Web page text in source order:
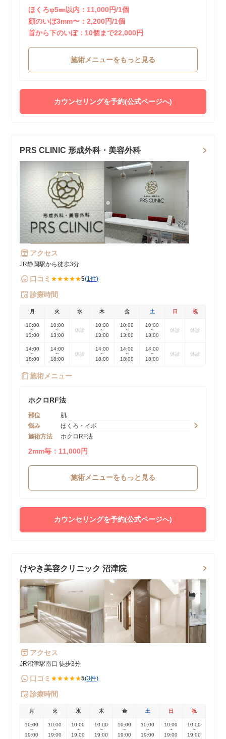
ほくろφ5㎜以内：11,000円/1個
顔のいぼ3mm〜：2,200円/1個
首から下のいぼ：10個まで22,000円
施術メニューをもっと見る
カウンセリングを予約(公式ページへ)
PRS CLINIC 形成外科・美容外科
アクセス
JR静岡駅から徒歩3分
口コミ ★★★★★5(1件)
診療時間
月 火 水 木 金 土 日 祝
10:00
~
13:00
10:00
~
13:00
休診
10:00
~
13:00
10:00
~
13:00
10:00
~
13:00
休診 休診
14:00
~
18:00
14:00
~
18:00
休診
14:00
~
18:00
14:00
~
18:00
14:00
~
18:00
休診 休診
施術メニュー
ホクロRF法
部位
肌
悩み
ほくろ・イボ
施術方法
ホクロRF法
2mm毎：11,000円
施術メニューをもっと見る
カウンセリングを予約(公式ページへ)
けやき美容クリニック 沼津院
アクセス
JR沼津駅南口 徒歩3分
口コミ ★★★★★5(3件)
診療時間
月 火 水 木 金 土 日 祝
10:00
~
19:00
10:00
~
19:00
10:00
~
19:00
10:00
~
19:00
10:00
~
19:00
10:00
~
19:00
10:00
~
19:00
10:00
~
19:00